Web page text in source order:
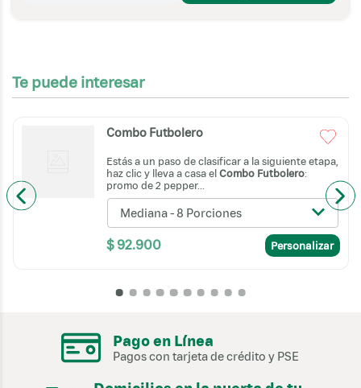
▲
Gaseosa-Combos
Quatro Original 400ml
Roman 400 ml
Gaseosa-Combos Coca-
Te puede interesar
Combo Futbolero
Estás a un paso de clasificar a la siguiente etapa,
haz clic y lleva a casa el Combo Futbolero:
promo de 2 pepper...
Mediana - 8 Porciones
$92.900 Personalizar
Pago en Línea
Pagos con tarjeta de crédito y PSE